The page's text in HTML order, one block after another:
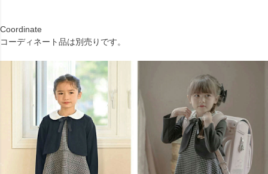
Coordinate
コーディネート品は別売りです。